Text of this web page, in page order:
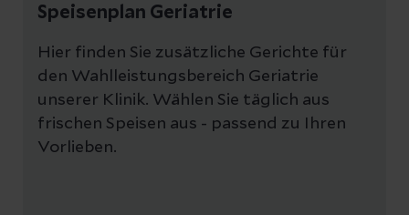
Speisenplan Geriatrie
Hier finden Sie zusätzliche Gerichte für
den Wahlleistungsbereich Geriatrie
unserer Klinik. Wählen Sie täglich aus
frischen Speisen aus - passend zu Ihren
Vorlieben.